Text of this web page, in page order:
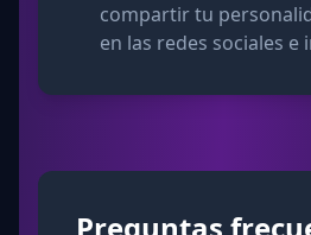
compartir tu
en las redes sociales